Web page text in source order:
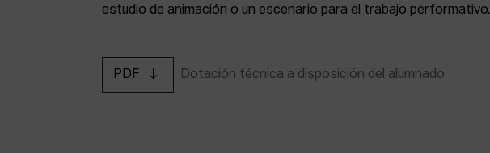
estudio de animación o un escenario para el trabajo performativo.
PDF Dotación técnica a disposición del alumnado